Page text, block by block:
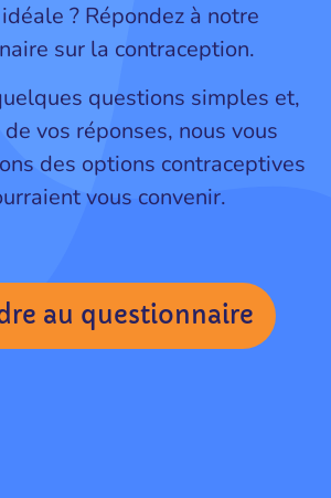
? Répondez à notre
sur la contraception.
questions simples et,
vos réponses, nous vous
des options contraceptives
vous convenir.
au questionnaire